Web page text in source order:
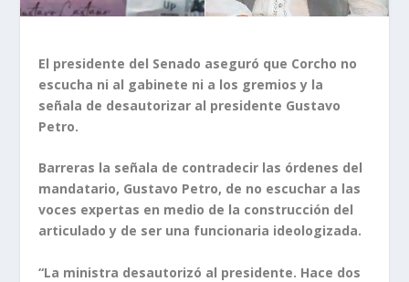
El presidente del Senado aseguró que Corcho no
escucha ni al gabinete ni a los gremios y la
señala de desautorizar al presidente Gustavo
Petro.
Barreras la señala de contradecir las órdenes del
mandatario, Gustavo Petro, de no escuchar a las
voces expertas en medio de la construcción del
articulado y de ser una funcionaria ideologizada.
“La ministra desautorizó al presidente. Hace dos